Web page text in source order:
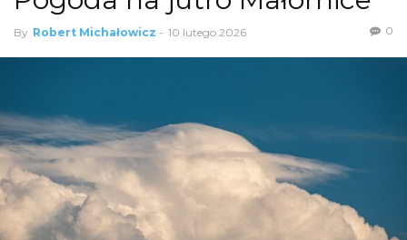
By Robert Michałowicz - 10 lutego 2026 0